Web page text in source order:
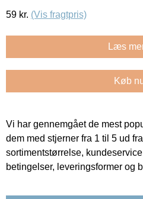
59 kr. (Vis fragtpris)
Læs
Køb
Vi har gennemgået de mest
dem med stjerner fra 1 til 5 ud
sortimentstørrelse,
betingelser, leveringsformer og